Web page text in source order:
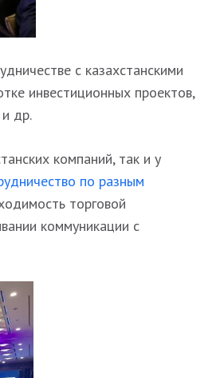
с казахстанскими
инвестиционных проектов,
др.
компаний, так и у
по разным
торговой
коммуникации с